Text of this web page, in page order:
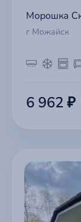
Морошка
г Можайск
6 962 ₽